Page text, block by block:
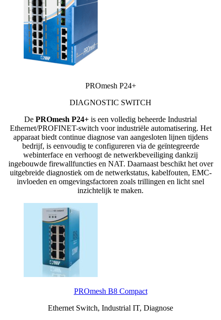
PROmesh P24+
DIAGNOSTIC SWITCH
De PROmesh P24+ is een volledig beheerde Industrial
Ethernet/PROFINET-switch voor industriële automatisering. Het
apparaat biedt continue diagnose van aangesloten lijnen tijdens
bedrijf, is eenvoudig te configureren via de geïntegreerde
webinterface en verhoogt de netwerkbeveiliging dankzij
ingebouwde firewallfuncties en NAT. Daarnaast beschikt het over
uitgebreide diagnostiek om de netwerkstatus, kabelfouten, EMC-
invloeden en omgevingsfactoren zoals trillingen en licht snel
inzichtelijk te maken.
PROmesh B8 Compact
Ethernet Switch, Industrial IT, Diagnose